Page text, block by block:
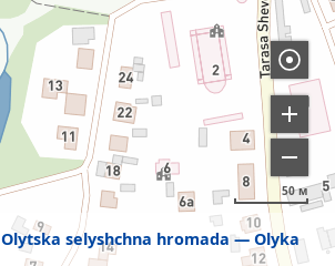
Olytska selyshchna hromada Olyka
50 м